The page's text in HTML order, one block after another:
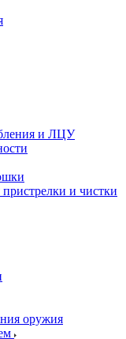
и ЛЦУ
и чистки
оружия